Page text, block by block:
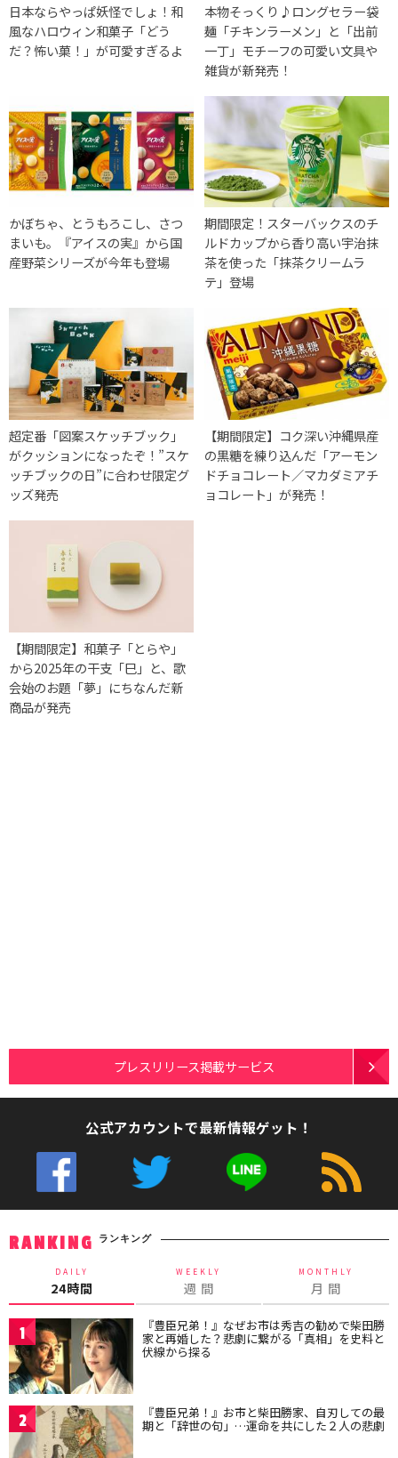
日本ならやっぱ妖怪でしょ！和
風なハロウィン和菓子「どう
だ？怖い菓！」が可愛すぎるよ
本物そっくり♪ロングセラー袋
麺「チキンラーメン」と「出前
一丁」モチーフの可愛い文具や
雑貨が新発売！
かぼちゃ、とうもろこし、さつ
まいも。『アイスの実』から国
産野菜シリーズが今年も登場
期間限定！スターバックスのチ
ルドカップから香り高い宇治抹
茶を使った「抹茶クリームラ
テ」登場
超定番「図案スケッチブック」
がクッションになったぞ！”スケ
ッチブックの日”に合わせ限定グ
ッズ発売
【期間限定】コク深い沖縄県産
の黒糖を練り込んだ「アーモン
ドチョコレート／マカダミアチ
ョコレート」が発売！
【期間限定】和菓子「とらや」
から2025年の干支「巳」と、歌
会始のお題「夢」にちなんだ新
商品が発売
プレスリリース掲載サービス
公式アカウントで最新情報ゲット！
RANKING ランキング
DAILY
24時間
WEEKLY
週 間
MONTHLY
月 間
1 『豊臣兄弟！』なぜお市は秀吉の勧めで柴田勝
家と再婚した？悲劇に繋がる「真相」を史料と
伏線から探る
2 『豊臣兄弟！』お市と柴田勝家、自刃しての最
期と「辞世の句」…運命を共にした２人の悲劇